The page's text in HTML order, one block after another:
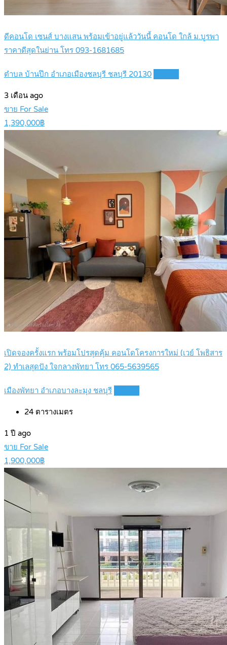
ดีคอนโด เซนส์ บางแสน พร้อมเข้าอยู่แล้ววันนี้ คอนโด ใกล้ ม.บูรพา
ราคาดีสุดในย่าน โทร 093-1681685
ตำบล บ้านปึก อำเภอเมืองชลบุรี ชลบุรี 20130
3 เดือน ago
ขาย For Sale
1,390,000฿
เปิดจองครั้งแรก พร้อมโปรสุดคุ้ม คอนโดโครงการใหม่ (เวย์ โพธิสาร
2) ทำเลสุดปัง ใจกลางพัทยา โทร 065-5639565
เมืองพัทยา อำเภอบางละมุง ชลบุรี
24 ตารางเมตร
1 ปี ago
ขาย For Sale
1,900,000฿